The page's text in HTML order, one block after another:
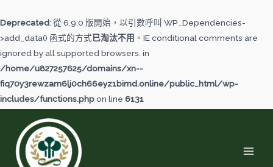
Deprecated: 從 6.9.0 版開始，以引數呼叫 WP_Dependencies-
>add_data() 函式的方式已淘汰不用 。IE conditional comments are
ignored by all supported browsers. in
/home/u827257625/domains/xn--
fiq70y3rewzam6lj0ch66eyz1bimd.online/public_html/wp-
includes/functions.phpon line 6131
至
主
要
內
容